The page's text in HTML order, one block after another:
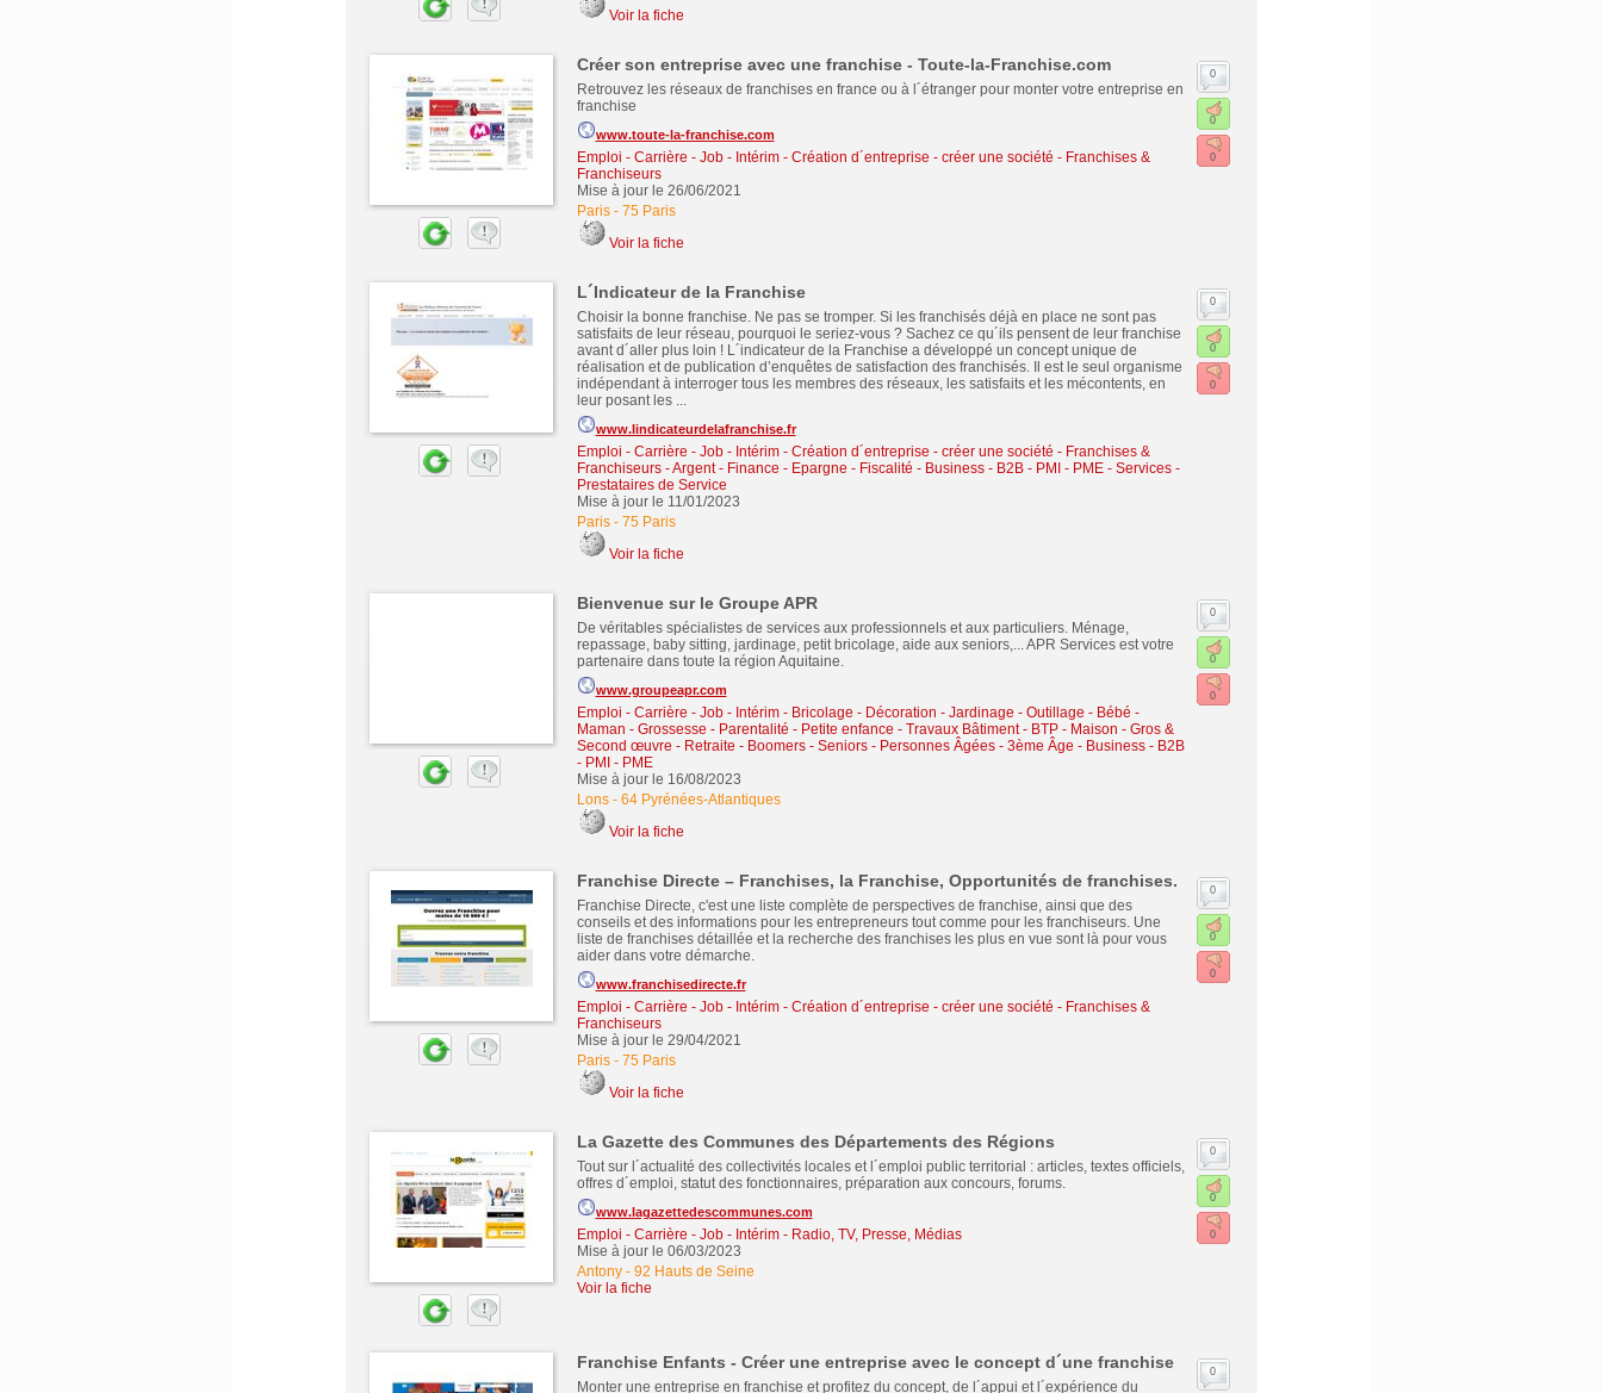
Voir la fiche
Créer son entreprise avec une franchise - Toute-la-Franchise.com
Retrouvez les réseaux de franchises en france ou à l´étranger pour monter votre entreprise en
franchise
www.toute-la-franchise.com
Emploi - Carrière - Job - Intérim- Création d´entreprise - créer une société - Franchises &
Franchiseurs
Mise à jour le 26/06/2021
Paris- 75 Paris
Voir la fiche
0
0
0
L´Indicateur de la Franchise
Choisir la bonne franchise. Ne pas se tromper. Si les franchisés déjà en place ne sont pas
satisfaits de leur réseau, pourquoi le seriez-vous ? Sachez ce qu´ils pensent de leur franchise
avant d´aller plus loin ! L´indicateur de la Franchise a développé un concept unique de
réalisation et de publication d’enquêtes de satisfaction des franchisés. Il est le seul organisme
indépendant à interroger tous les membres des réseaux, les satisfaits et les mécontents, en
leur posant les ...
www.lindicateurdelafranchise.fr
Emploi - Carrière - Job - Intérim- Création d´entreprise - créer une société - Franchises &
Franchiseurs-Argent - Finance - Epargne - Fiscalité - Business - B2B - PMI - PME- Services -
Prestataires de Service
Mise à jour le 11/01/2023
Paris- 75 Paris
Voir la fiche
0
0
0
Bienvenue sur le Groupe APR
De véritables spécialistes de services aux professionnels et aux particuliers. Ménage,
repassage, baby sitting, jardinage, petit bricolage, aide aux seniors,... APR Services est votre
partenaire dans toute la région Aquitaine.
www.groupeapr.com
Emploi - Carrière - Job - Intérim- Bricolage - Décoration - Jardinage - Outillage - Bébé -
Maman - Grossesse - Parentalité - Petite enfance - Travaux Bâtiment - BTP - Maison - Gros &
Second œuvre - Retraite - Boomers - Seniors - Personnes Âgées - 3ème Âge - Business - B2B
- PMI - PME
Mise à jour le 16/08/2023
Lons- 64 Pyrénées-Atlantiques
Voir la fiche
0
0
0
Franchise Directe – Franchises, la Franchise, Opportunités de franchises.
Franchise Directe, c'est une liste complète de perspectives de franchise, ainsi que des
conseils et des informations pour les entrepreneurs tout comme pour les franchiseurs. Une
liste de franchises détaillée et la recherche des franchises les plus en vue sont là pour vous
aider dans votre démarche.
www.franchisedirecte.fr
Emploi - Carrière - Job - Intérim- Création d´entreprise - créer une société - Franchises &
Franchiseurs
Mise à jour le 29/04/2021
Paris- 75 Paris
Voir la fiche
0
0
0
La Gazette des Communes des Départements des Régions
Tout sur l´actualité des collectivités locales et l´emploi public territorial : articles, textes officiels,
offres d´emploi, statut des fonctionnaires, préparation aux concours, forums.
www.lagazettedescommunes.com
Emploi - Carrière - Job - Intérim- Radio, TV, Presse, Médias
Mise à jour le 06/03/2023
Antony- 92 Hauts de Seine
Voir la fiche
0
0
0
Franchise Enfants - Créer une entreprise avec le concept d´une franchise
Monter une entreprise en franchise et profitez du concept, de l´appui et l´expérience du
0